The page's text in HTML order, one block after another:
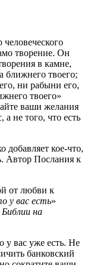
творение. Он
в камне,
ближнего твоего;
ни рабыни его,
твоего»
ваши желания
а не того, что есть
добавляет кое-что,
Автор Послания к
от любви к
у вас есть»
Библии на
у вас уже есть. Не
банковский